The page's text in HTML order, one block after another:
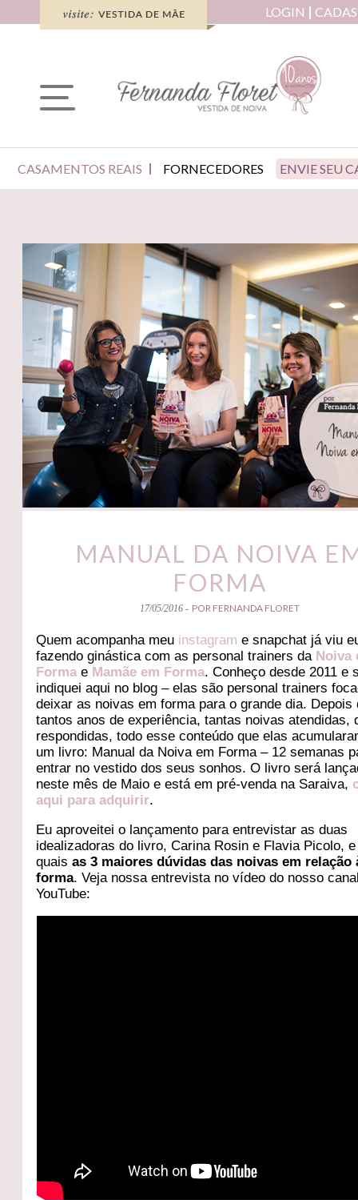
LOGIN
CASAMENTOS REAIS FORNECEDORES ENVIE SEU
MANUAL DA NOIVA
FORMA
17/05/2016 - POR FERNANDA FLORET
Quem acompanha meu instagram e snapchat já viu
fazendo ginástica com as personal trainers da Noiva
Formae Mamãe em Forma. Conheço desde 2011 e
indiquei aqui no blog – elas são personal trainers
deixar as noivas em forma para o grande dia. Depois
tantos anos de experiência, tantas noivas atendidas,
respondidas, todo esse conteúdo que elas
um livro: Manual da Noiva em Forma – 12 semanas
entrar no vestido dos seus sonhos. O livro será
neste mês de Maio e está em pré-venda na Saraiva,
aqui para adquirir.
Eu aproveitei o lançamento para entrevistar as duas
idealizadoras do livro, Carina Rosin e Flavia Picolo,
quais as 3 maiores dúvidas das noivas em relação
forma. Veja nossa entrevista no vídeo do nosso
YouTube: